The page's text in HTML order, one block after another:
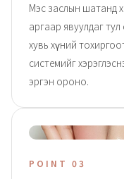
Мэс заслын шатанд
аргаар явуулдаг
хувь хүний
системийг
эргэн ороно.
POINT 03